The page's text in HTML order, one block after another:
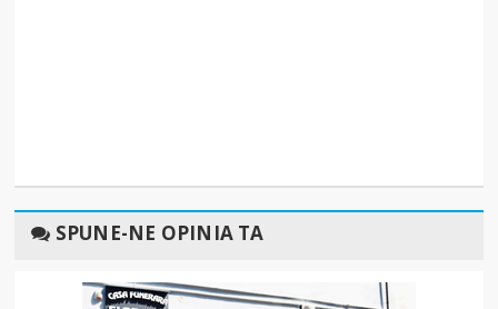
SPUNE-NE OPINIA TA